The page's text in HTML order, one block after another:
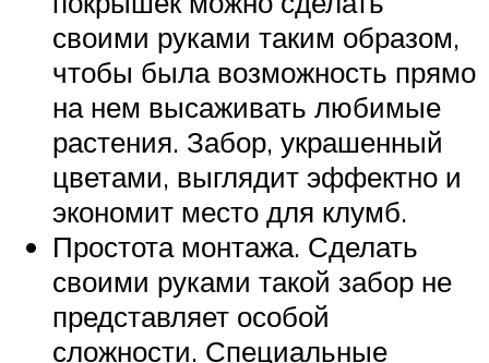
своими руками таким образом,
чтобы была возможность прямо
на нем высаживать любимые
растения. Забор, украшенный
цветами, выглядит эффектно и
экономит место для клумб.
Простота монтажа. Сделать
своими руками такой забор не
представляет особой
сложности. Специальные